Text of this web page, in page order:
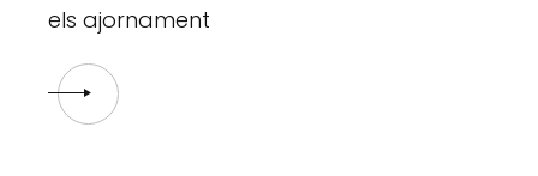
els ajornament